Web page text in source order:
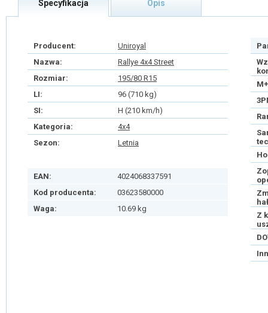
Specyfikacja Opis
Producent:
Uniroyal
Nazwa:
Rallye 4x4 Street
Rozmiar:
195/80 R15
LI:
96 (710 kg)
SI:
H (210 km/h)
Kategoria:
4x4
Sezon:
Letnia
EAN:
4024068337591
Kod producenta:
03623580000
Waga:
10.69 kg
Z